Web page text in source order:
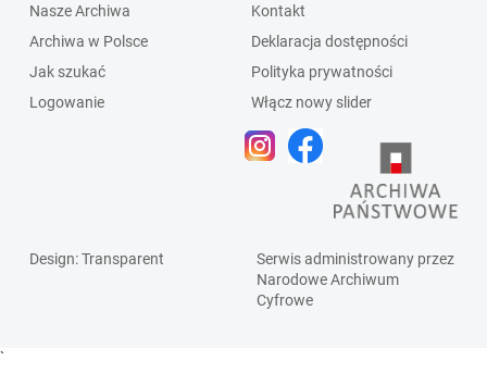
Nasze Archiwa
Archiwa w Polsce
Jak szukać
Logowanie
Kontakt
Deklaracja dostępności
Polityka prywatności
Włącz nowy slider
Design: Transparent
Serwis administrowany przez
Narodowe Archiwum
Cyfrowe
`